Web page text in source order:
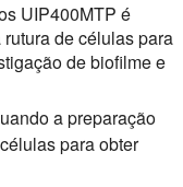
UIP400MTP é
de células para
de biofilme e
a preparação
para obter